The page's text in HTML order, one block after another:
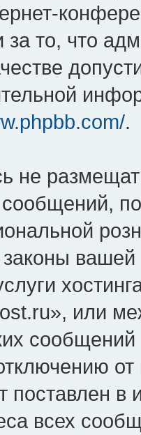
за то, что
.
не
сообщений,
или
поставлен в
всех